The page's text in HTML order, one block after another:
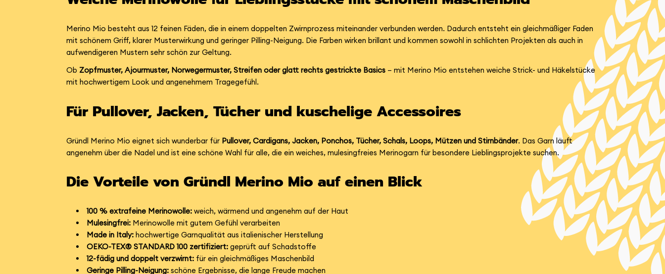
Merino Mio besteht aus 12 feinen Fäden, die in einem doppelten Zwirnprozess miteinander verbunden werden. Dadurch entsteht ein gleichmäßiger Faden
mit schönem Griff, klarer Musterwirkung und geringer Pilling-Neigung. Die Farben wirken brillant und kommen sowohl in schlichten Projekten als auch in
aufwendigeren Mustern sehr schön zur Geltung.
Ob Zopfmuster, Ajourmuster, Norwegermuster, Streifen oder glatt rechts gestrickte Basics – mit Merino Mio entstehen weiche Strick- und Häkelstücke
mit hochwertigem Look und angenehmem Tragegefühl.
Für Pullover, Jacken, Tücher und kuschelige Accessoires
Gründl Merino Mio eignet sich wunderbar für Pullover, Cardigans, Jacken, Ponchos, Tücher, Schals, Loops, Mützen und Stirnbänder. Das Garn läuft
angenehm über die Nadel und ist eine schöne Wahl für alle, die ein weiches, mulesingfreies Merinogarn für besondere Lieblingsprojekte suchen.
Die Vorteile von Gründl Merino Mio auf einen Blick
100 % extrafeine Merinowolle: weich, wärmend und angenehm auf der Haut
Mulesingfrei: Merinowolle mit gutem Gefühl verarbeiten
Made in Italy: hochwertige Garnqualität aus italienischer Herstellung
OEKO-TEX® STANDARD 100 zertifiziert: geprüft auf Schadstoffe
12-fädig und doppelt verzwirnt: für ein gleichmäßiges Maschenbild
Geringe Pilling-Neigung: schöne Ergebnisse, die lange Freude machen